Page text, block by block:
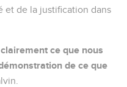
et de la justification dans
ce que nous
de ce que